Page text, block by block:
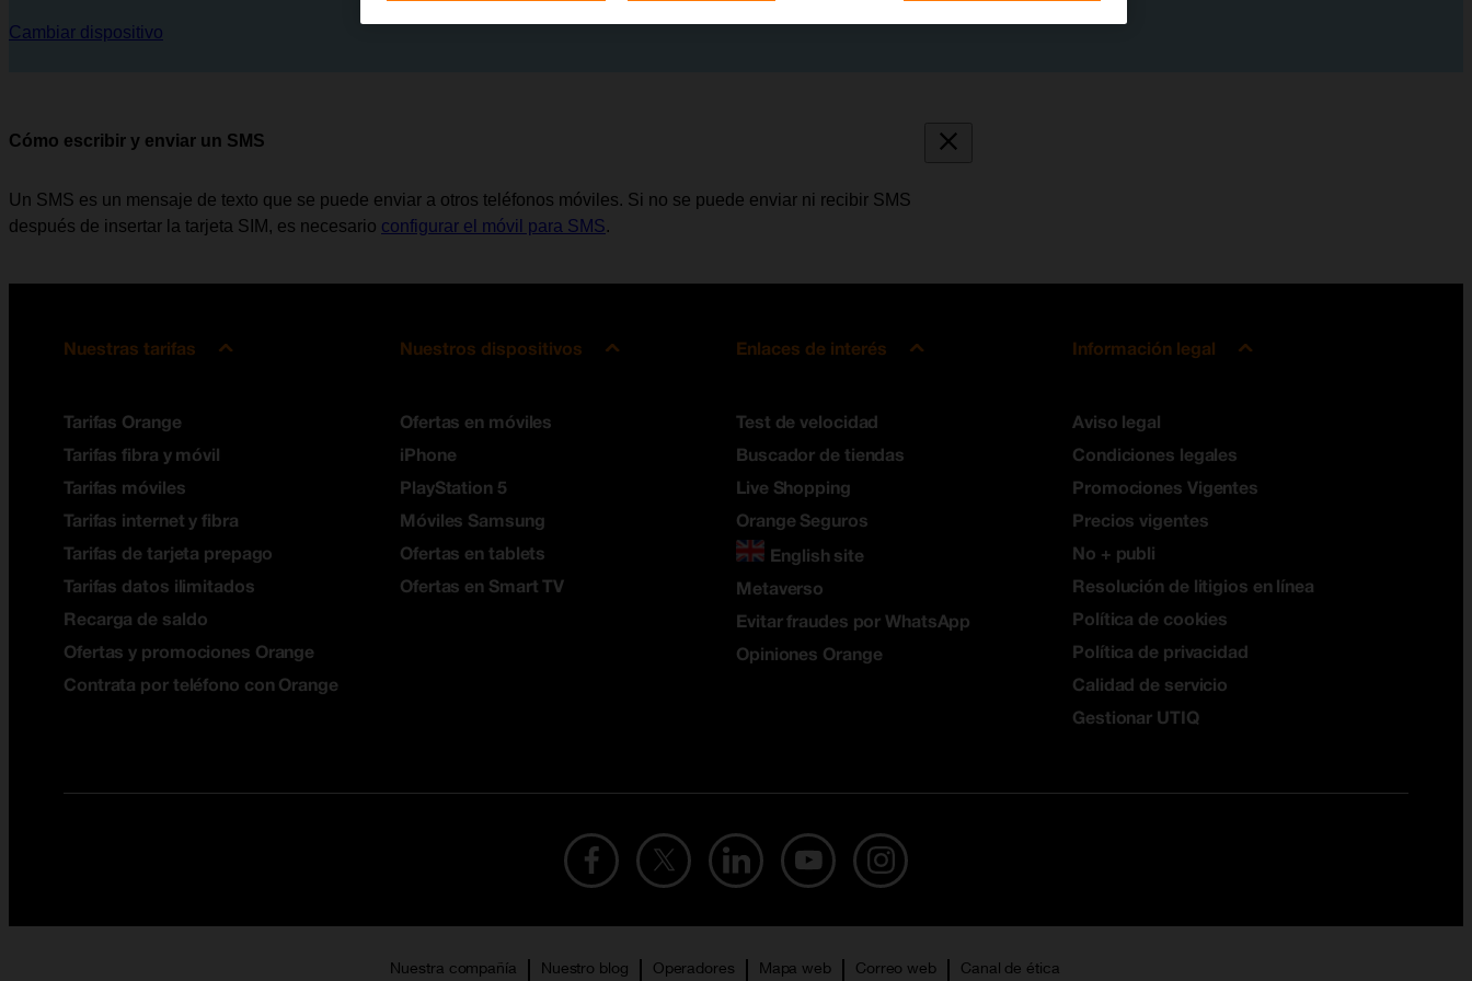
Cambiar dispositivo
Cómo escribir y enviar un SMS
Un SMS es un mensaje de texto que se puede enviar a otros teléfonos móviles. Si no se puede enviar ni recibir SMS
después de insertar la tarjeta SIM, es necesario configurar el móvil para SMS.
Nuestras tarifas
Tarifas Orange
Tarifas fibra y móvil
Tarifas móviles
Tarifas internet y fibra
Tarifas de tarjeta prepago
Tarifas datos ilimitados
Recarga de saldo
Ofertas y promociones Orange
Contrata por teléfono con Orange
Nuestros dispositivos
Ofertas en móviles
iPhone
PlayStation 5
Móviles Samsung
Ofertas en tablets
Ofertas en Smart TV
Enlaces de interés
Test de velocidad
Buscador de tiendas
Live Shopping
Orange Seguros
English site
Metaverso
Evitar fraudes por WhatsApp
Opiniones Orange
Información legal
Aviso legal
Condiciones legales
Promociones Vigentes
Precios vigentes
No + publi
Resolución de litigios en línea
Política de cookies
Política de privacidad
Calidad de servicio
Gestionar UTIQ
Nuestra compañía Nuestro blog Operadores Mapa web Correo web Canal de ética